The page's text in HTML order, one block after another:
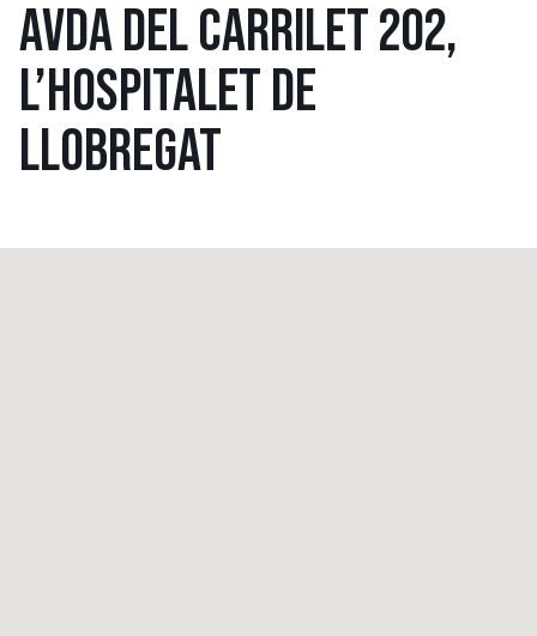
AVDA DEL CARRILET 202,
L’HOSPITALET DE
LLOBREGAT